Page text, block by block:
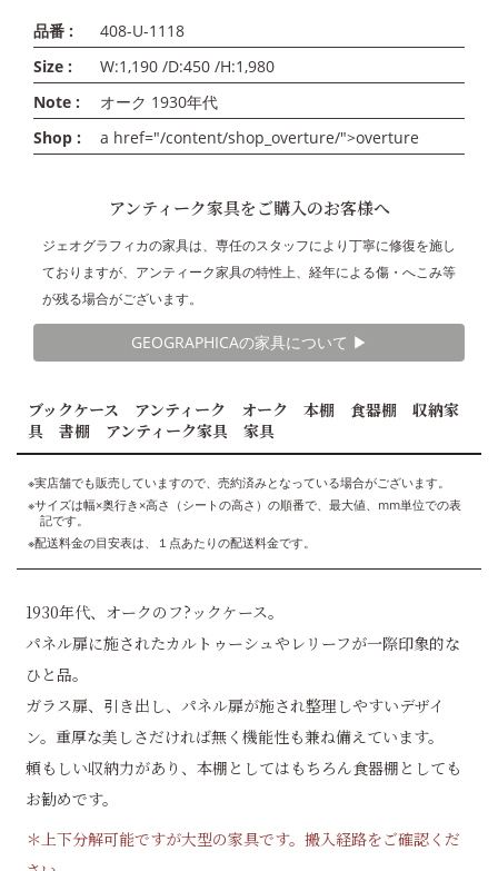
品番 :
408-U-1118
Size :
W:1,190 /D:450 /H:1,980
Note :
オーク 1930年代
Shop :
a href="/content/shop_overture/">overture
アンティーク家具をご購入のお客様へ
ジェオグラフィカの家具は、専任のスタッフにより丁寧に修復を施し
ておりますが、アンティーク家具の特性上、経年による傷・へこみ等
が残る場合がございます。
GEOGRAPHICAの家具について ▶︎
ブックケース アンティーク オーク 本棚 食器棚 収納家
具 書棚 アンティーク家具 家具
※実店舗でも販売していますので、売約済みとなっている場合がございます。
※サイズは幅×奥行き×高さ（シートの高さ）の順番で、最大値、mm単位での表
記です。
※配送料金の目安表は、１点あたりの配送料金です。
1930年代、オークのフ?ックケース。
パネル扉に施されたカルトゥーシュやレリーフが一際印象的な
ひと品。
ガラス扉、引き出し、パネル扉が施され整理しやすいデザイ
ン。重厚な美しさだければ無く機能性も兼ね備えています。
頼もしい収納力があり、本棚としてはもちろん食器棚としても
お勧めです。
＊上下分解可能ですが大型の家具です。搬入経路をご確認くだ